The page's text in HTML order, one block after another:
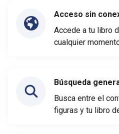
Acceso sin
Accede a tu libro
cualquier
Búsqueda
Busca entre el
figuras y tu libro